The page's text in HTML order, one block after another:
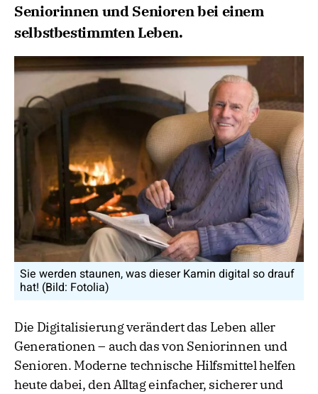
Seniorinnen und Senioren bei einem
selbstbestimmten Leben.
Sie werden staunen, was dieser Kamin digital so drauf
hat! (Bild: Fotolia)
Die Digitalisierung verändert das Leben aller
Generationen – auch das von Seniorinnen und
Senioren. Moderne technische Hilfsmittel helfen
heute dabei, den Alltag einfacher, sicherer und